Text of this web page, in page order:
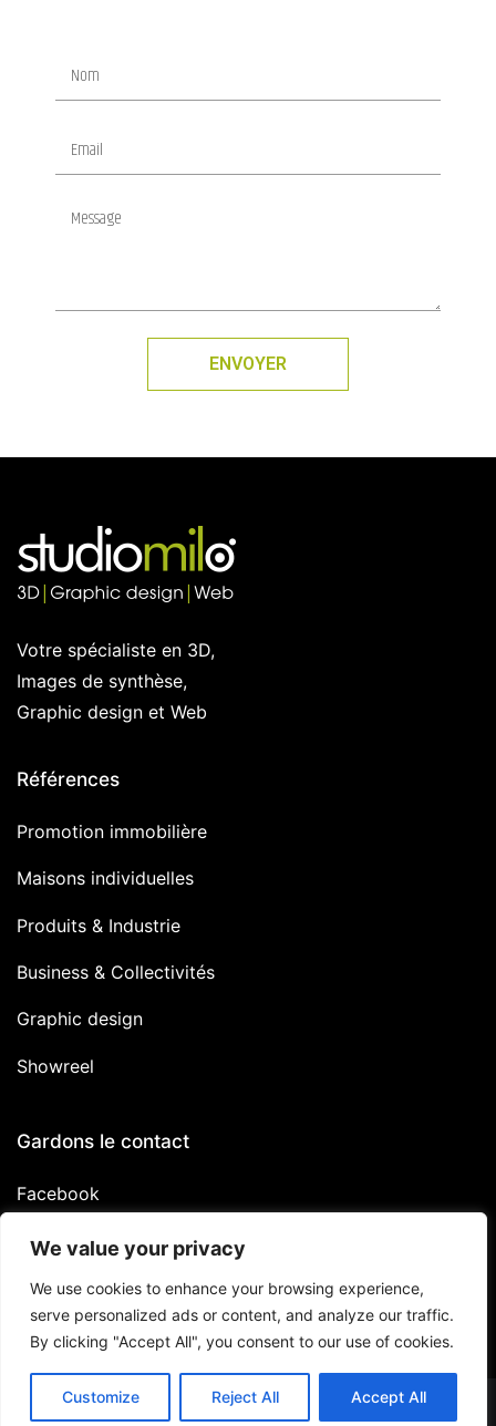
We value your privacy
We use cookies to enhance your browsing experience,
serve personalized ads or content, and analyze our traffic.
By clicking "Accept All", you consent to our use of cookies.
Customize Reject All Accept All
ENVOYER
Votre spécialiste en 3D,
Images de synthèse,
Graphic design et Web
Références
Promotion immobilière
Maisons individuelles
Produits & Industrie
Business & Collectivités
Graphic design
Showreel
Gardons le contact
Facebook
Linkedin
Instagram
Copyright © 2026